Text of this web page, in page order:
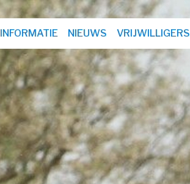
INFORMATIE NIEUWS VRIJWILLIGERS